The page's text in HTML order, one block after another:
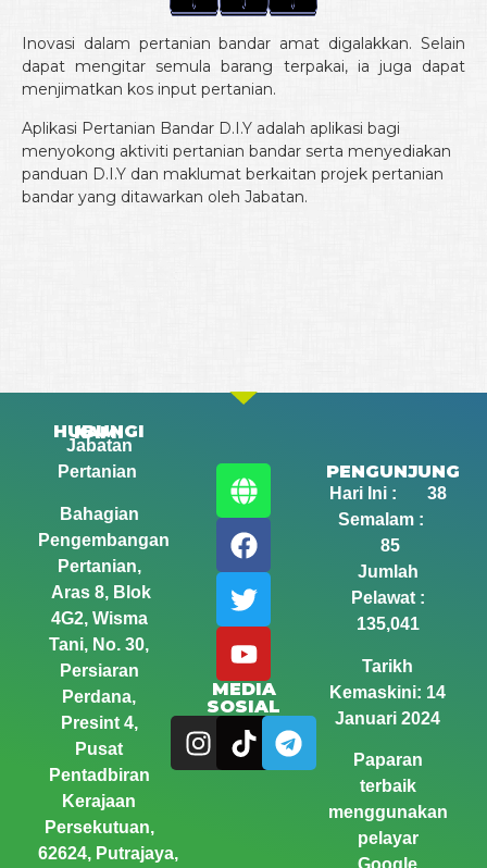
Inovasi dalam pertanian bandar amat digalakkan. Selain
dapat mengitar semula barang terpakai, ia juga dapat
menjimatkan kos input pertanian.
Aplikasi Pertanian Bandar D.I.Y adalah aplikasi bagi
menyokong aktiviti pertanian bandar serta menyediakan
panduan D.I.Y dan maklumat berkaitan projek pertanian
bandar yang ditawarkan oleh Jabatan.
HUBUNGI KAMI
Jabatan
Pertanian
Bahagian
Pengembangan
Pertanian,
Aras 8, Blok
4G2, Wisma
Tani, No. 30,
Persiaran
Perdana,
Presint 4,
Pusat
Pentadbiran
Kerajaan
Persekutuan,
62624, Putrajaya,
MEDIA
SOSIAL
PENGUNJUNG
Hari Ini : 38
Semalam :
85
Jumlah
Pelawat :
135,041
Tarikh
Kemaskini: 14
Januari 2024
Paparan
terbaik
menggunakan
pelayar
Google